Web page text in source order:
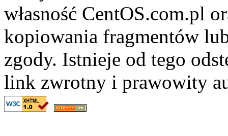
własność CentOS.com.pl
kopiowania fragmentów
zgody. Istnieje od tego
link zwrotny i prawowity